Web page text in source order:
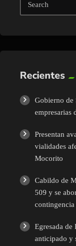
Search
Recientes
Gobierno de
empresarias
Presentan
vialidades
Mocorito
Cabildo de
509 y se
Egresada
anticipado y